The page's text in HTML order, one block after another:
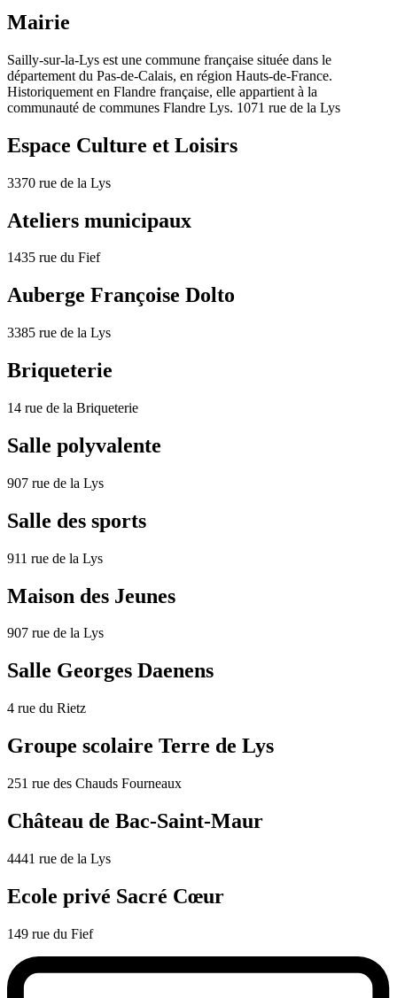
Mairie
Sailly-sur-la-Lys est une commune française située dans le
département du Pas-de-Calais, en région Hauts-de-France.
Historiquement en Flandre française, elle appartient à la
communauté de communes Flandre Lys. 1071 rue de la Lys
Espace Culture et Loisirs
3370 rue de la Lys
Ateliers municipaux
1435 rue du Fief
Auberge Françoise Dolto
3385 rue de la Lys
Briqueterie
14 rue de la Briqueterie
Salle polyvalente
907 rue de la Lys
Salle des sports
911 rue de la Lys
Maison des Jeunes
907 rue de la Lys
Salle Georges Daenens
4 rue du Rietz
Groupe scolaire Terre de Lys
251 rue des Chauds Fourneaux
Château de Bac-Saint-Maur
4441 rue de la Lys
Ecole privé Sacré Cœur
149 rue du Fief